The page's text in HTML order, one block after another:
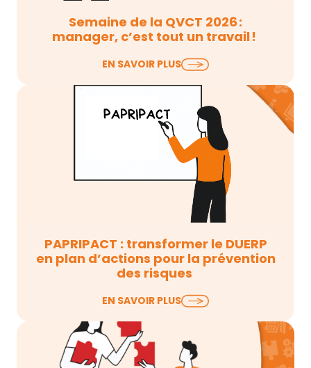
Semaine de la QVCT 2026 :
manager, c’est tout un travail !
La Semaine pour la Qualité de Vie et des
Conditions de Travail (QVCT) débute
aujourd’hui…
EN SAVOIR PLUS
PAPRIPACT : transformer le DUERP
en plan d’actions pour la prévention
des risques
Le Document Unique d’Évaluation des Risques
Professionnels (DUERP) est à jour, les risques sont
EN SAVOIR PLUS